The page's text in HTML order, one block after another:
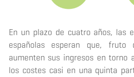
En un plazo de cuatro años, las
españolas esperan que, fruto
aumenten sus ingresos en torno
los costes casi en una quinta